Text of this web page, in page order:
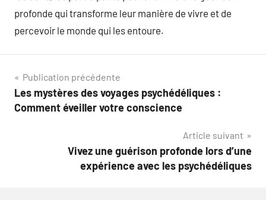
profonde qui transforme leur manière de vivre et de
percevoir le monde qui les entoure.
Navigation
de
Publication précédente
Les mystères des voyages psychédéliques :
Comment éveiller votre conscience
Article suivant
Vivez une guérison profonde lors d’une
expérience avec les psychédéliques